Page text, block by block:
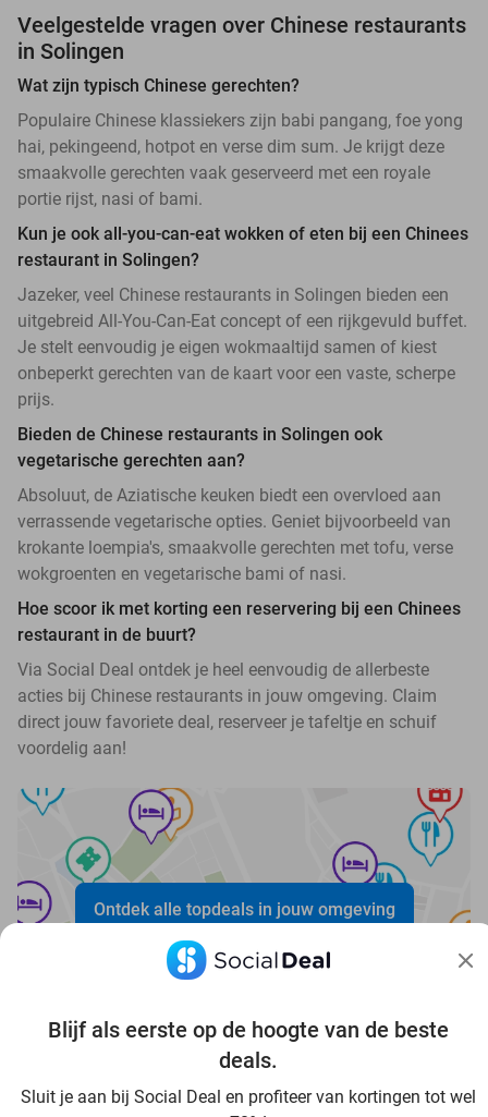
Blijf als eerste op de hoogte van de beste
deals.
Sluit je aan bij Social Deal en profiteer van kortingen tot wel
Veelgestelde vragen over Chinese restaurants
in Solingen
Wat zijn typisch Chinese gerechten?
Populaire Chinese klassiekers zijn babi pangang, foe yong
hai, pekingeend, hotpot en verse dim sum. Je krijgt deze
smaakvolle gerechten vaak geserveerd met een royale
portie rijst, nasi of bami.
Kun je ook all-you-can-eat wokken of eten bij een Chinees
restaurant in Solingen?
Jazeker, veel Chinese restaurants in Solingen bieden een
uitgebreid All-You-Can-Eat concept of een rijkgevuld buffet.
Je stelt eenvoudig je eigen wokmaaltijd samen of kiest
onbeperkt gerechten van de kaart voor een vaste, scherpe
prijs.
Bieden de Chinese restaurants in Solingen ook
vegetarische gerechten aan?
Absoluut, de Aziatische keuken biedt een overvloed aan
verrassende vegetarische opties. Geniet bijvoorbeeld van
krokante loempia's, smaakvolle gerechten met tofu, verse
wokgroenten en vegetarische bami of nasi.
Hoe scoor ik met korting een reservering bij een Chinees
restaurant in de buurt?
Via Social Deal ontdek je heel eenvoudig de allerbeste
acties bij Chinese restaurants in jouw omgeving. Claim
direct jouw favoriete deal, reserveer je tafeltje en schuif
voordelig aan!
Ontdek alle topdeals in jouw omgeving
Voordelig genieten in Solingen: haal deal-inspiratie uit